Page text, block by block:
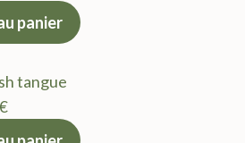
actuel
7.50 €.
panier
tangue
Le